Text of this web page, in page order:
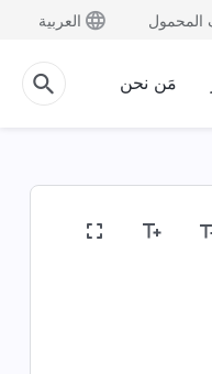
المحمول العربية
مَن نحن